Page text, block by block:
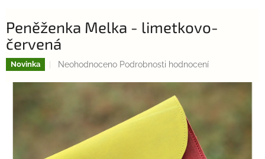
Peněženka Melka - limetkovo-
červená
Novinka
Průměrné
hvězdiček.
Neohodnoceno Podrobnosti hodnocení